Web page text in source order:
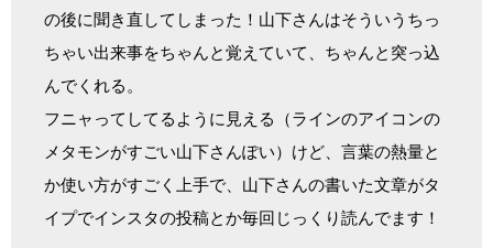
の後に聞き直してしまった！山下さんはそういうちっ
ちゃい出来事をちゃんと覚えていて、ちゃんと突っ込
んでくれる。
フニャってしてるように見える（ラインのアイコンの
メタモンがすごい山下さんぽい）けど、言葉の熱量と
か使い方がすごく上手で、山下さんの書いた文章がタ
イプでインスタの投稿とか毎回じっくり読んでます！